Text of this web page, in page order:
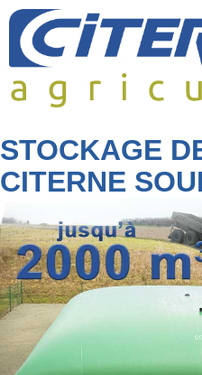
Skip
to
content
STOCKAGE
CITERNE